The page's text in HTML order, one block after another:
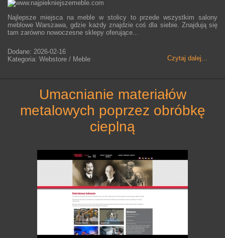
Najlepsze miejsca na meble w stolicy to przede wszystkim salony
meblowe Warszawa, gdzie każdy znajdzie coś dla siebie. Znajdują się
tam zarówno nowoczesne sklepy oferujące...
Czytaj dalej...
Dodane: 2026-02-16
Kategoria: Webstore / Meble
umacnianie materiałów
metalowych poprzez obróbkę
cieplną